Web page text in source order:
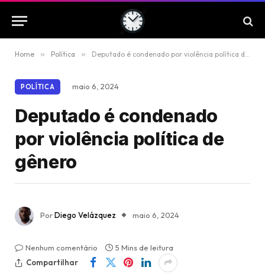
Home » Política » Deputado é condenado por violência política de gênero
POLÍTICA maio 6, 2024
Deputado é condenado
por violência política de
gênero
PorDiego Velázquez maio 6, 2024
Nenhum comentário
5 Mins de leitura
Compartilhar